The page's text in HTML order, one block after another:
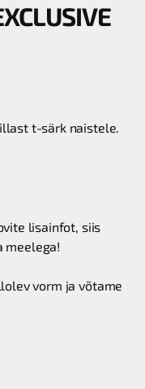
t-särk naistele.
lisainfot, siis
meelega!
vorm ja võtame